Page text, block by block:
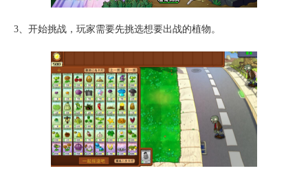
3、开始挑战，玩家需要先挑选想要出战的植物。